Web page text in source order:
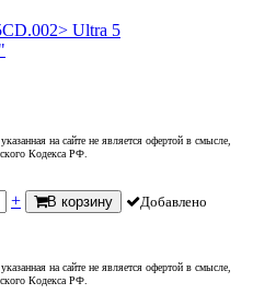
Ultra 5
на сайте не является офертой в смысле,
Кодекса РФ.
+ В корзину Добавлено
на сайте не является офертой в смысле,
Кодекса РФ.